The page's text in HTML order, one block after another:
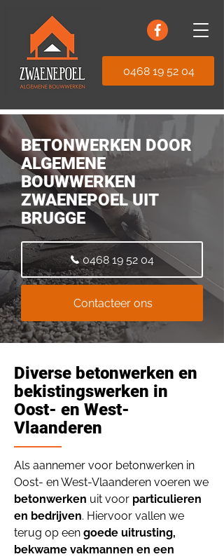
0468 19 52 04
BETONWERKEN DOOR
ALGEMENE
BOUWWERKEN
ZWAENEPOEL UIT
BRUGGE
0468 19 52 04
Contacteer ons
Diverse betonwerken en
bekistingswerken in
Oost- en West-
Vlaanderen
Als aannemer voor betonwerken in
Oost- en West-Vlaanderen voeren we
betonwerken uit voor particulieren
en bedrijven. Hiervoor vallen we
terug op een goede uitrusting,
bekwame vakmannen en een